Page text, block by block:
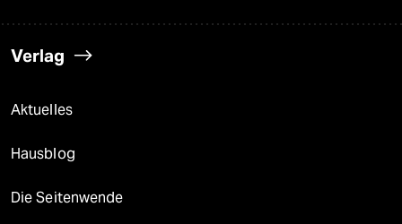
Verlag
Aktuelles
Hausblog
Die Seitenwende